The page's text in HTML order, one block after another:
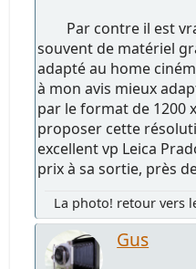
Par contre il est
souvent de matériel
adapté au home
à mon avis mieux
par le format de 1200
proposer cette
excellent vp Leica
prix à sa sortie, près
La photo! retour vers
Gus